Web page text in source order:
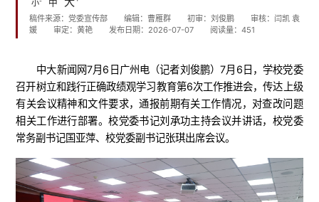
小 中
稿件来源：党委宣传部
编辑：曹雁群 初审：刘俊鹏
审核：闫凯 袁
媛
审定：黄艳 发布日期：2026-07-07 阅读量：451
中大新闻网7月6日广州电（记者刘俊鹏）7月6日，学校党委
召开树立和践行正确政绩观学习教育第6次工作推进会，传达上级
有关会议精神和文件要求，通报前期有关工作情况，对查改问题
相关工作进行部署。校党委书记刘承功主持会议并讲话，校党委
常务副书记国亚萍、校党委副书记张琪出席会议。